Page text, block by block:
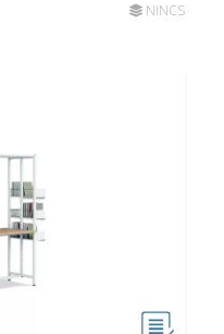
NINCS